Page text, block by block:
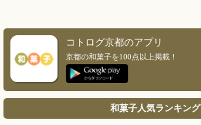
コトログ京都のアプリ
京都の和菓子を100点以上掲載！
和菓子人気ランキング